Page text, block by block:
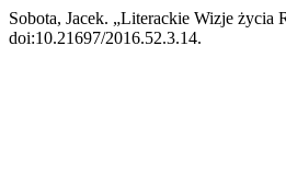
Sobota, Jacek. „Literackie Wizje
doi:10.21697/2016.52.3.14.